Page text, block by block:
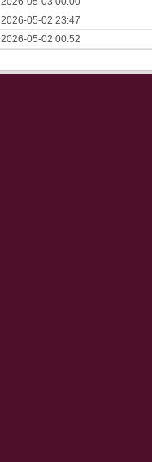
2026-05-02 23:47
2026-05-02 00:52